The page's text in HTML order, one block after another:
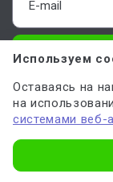
О Work5
Отправляя форму,
персональных данных
Используем
Оставаясь на
на
системами веб-